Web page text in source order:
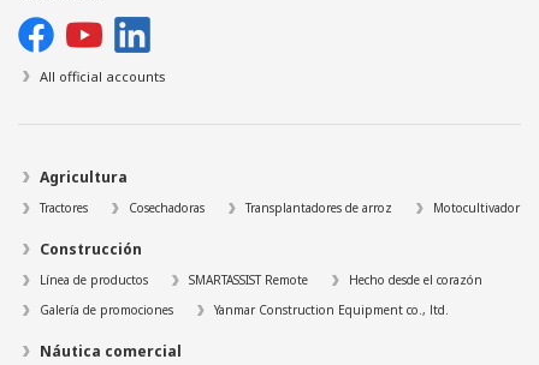
All official accounts
Agricultura
Tractores Cosechadoras Transplantadores de arroz Motocultivador
Construcción
Línea de productos SMARTASSIST Remote
Hecho desde el corazón
Galería de promociones
Yanmar Construction Equipment co., ltd.
Náutica comercial